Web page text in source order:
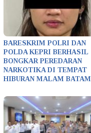
BARESKRIM POLRI DAN
POLDA KEPRI BERHASIL
BONGKAR PEREDARAN
NARKOTIKA DI TEMPAT
HIBURAN MALAM BATAM